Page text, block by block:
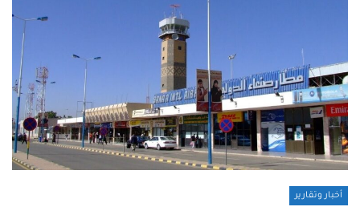
أخبار وتقارير